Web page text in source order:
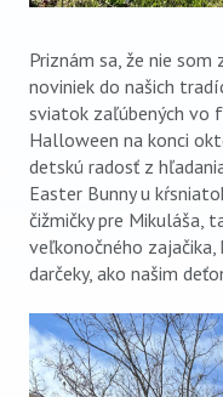
Priznám sa, že nie
noviniek do našich
sviatok zaľúbených vo
Halloween na konci
detskú radosť z
Easter Bunny u
čižmičky pre Mikuláša,
veľkonočného
darčeky, ako našim